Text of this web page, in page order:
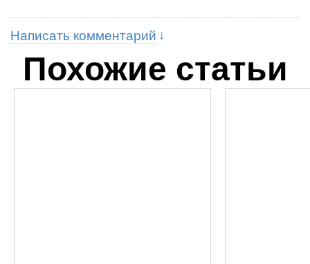
Написать комментарий
Похожие статьи